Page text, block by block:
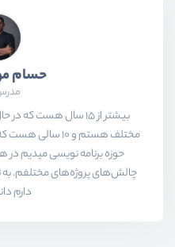
حسام
بیشتر از ۱۵ سال هست
مختلف هستم و ۱۰
حوزه برنامه نویسی میدیم
چالش‌های پروژه‌های مختلفم.
دارم